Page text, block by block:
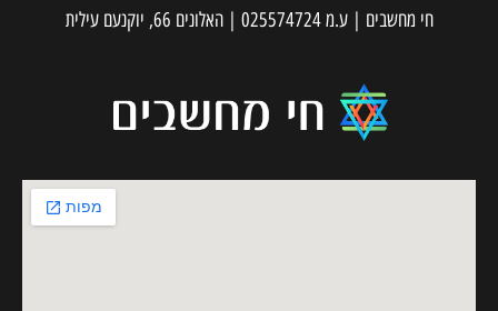
חי מחשבים | ע.מ 025574724 | האלונים 66, יוקנעם עילית